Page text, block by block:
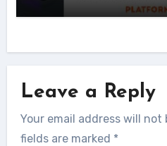
Leave a Reply
Your email address will not
fields are marked *